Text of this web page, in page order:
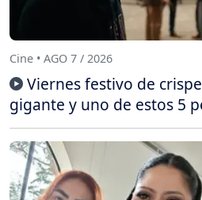
Cine • AGO 7 / 2026
Viernes festivo de
gigante y uno de estos 5